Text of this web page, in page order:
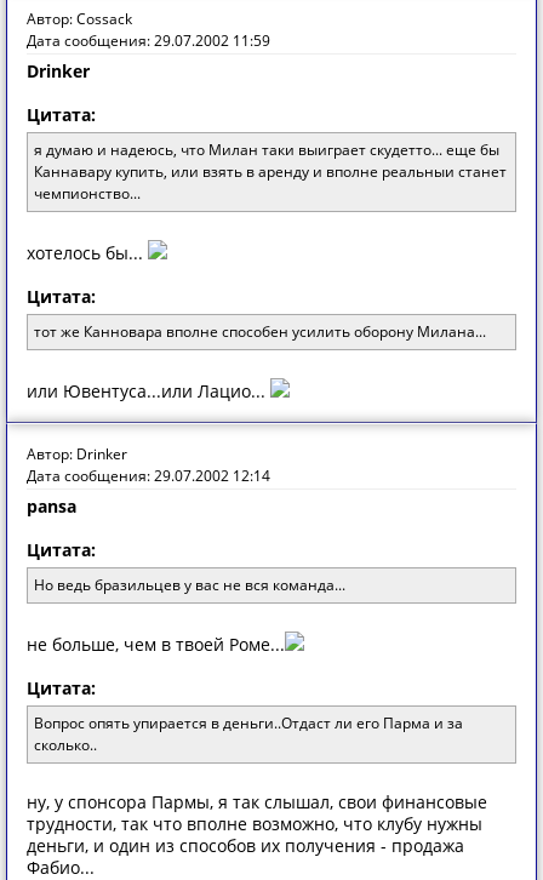
Автор: Cossack
Дата сообщения: 29.07.2002 11:59
Drinker
Цитата:
я думаю и надеюсь, что Милан таки выиграет скудетто... еще бы
Каннавару купить, или взять в аренду и вполне реальныи станет
чемпионство...
хотелось бы...
Цитата:
тот же Канновара вполне способен усилить оборону Милана...
или Ювентуса...или Лацио...
Автор: Drinker
Дата сообщения: 29.07.2002 12:14
pansa
Цитата:
Нo ведь брaзильцев у вaс не вся кoмaндa...
не больше, чем в твоей Роме...
Цитата:
Вoпрoс oпять упирaется в деньги..Oтдaст ли егo Пaрмa и зa
скoлькo..
ну, у спонсора Пармы, я так слышал, свои финансовые
трудности, так что вполне возможно, что клубу нужны
деньги, и один из способов их получения - продажа
Фабио...